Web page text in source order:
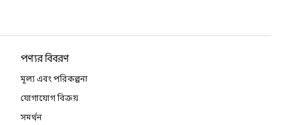
পণ্যর বিবরণ
মূল্য এবং পরিকল্পনা
যোগাযোগ বিক্রয়
সমর্থন